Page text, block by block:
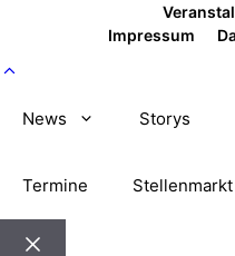
Impressum
News Storys
Termine Stellenmarkt